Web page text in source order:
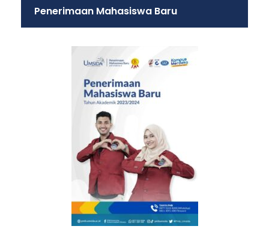
Penerimaan Mahasiswa Baru